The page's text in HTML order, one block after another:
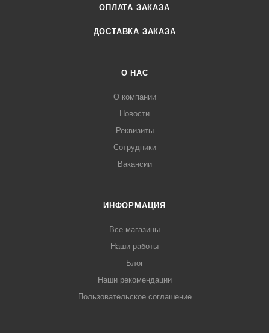
ОПЛАТА ЗАКАЗА
ДОСТАВКА ЗАКАЗА
О НАС
О компании
Новости
Реквизиты
Сотрудники
Вакансии
ИНФОРМАЦИЯ
Все магазины
Наши работы
Блог
Наши рекомендации
Пользовательское соглашение